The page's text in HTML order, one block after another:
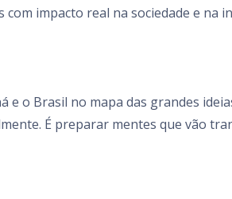
impacto real na sociedade e na
o Brasil no mapa das grandes
É preparar mentes que vão